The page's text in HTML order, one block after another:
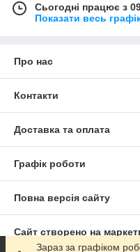
Сьогодні працює з
Показати весь
Про нас
Контакти
Доставка та оплата
Графік роботи
Повна версія сайту
Сайт створено на
Зараз за графіком